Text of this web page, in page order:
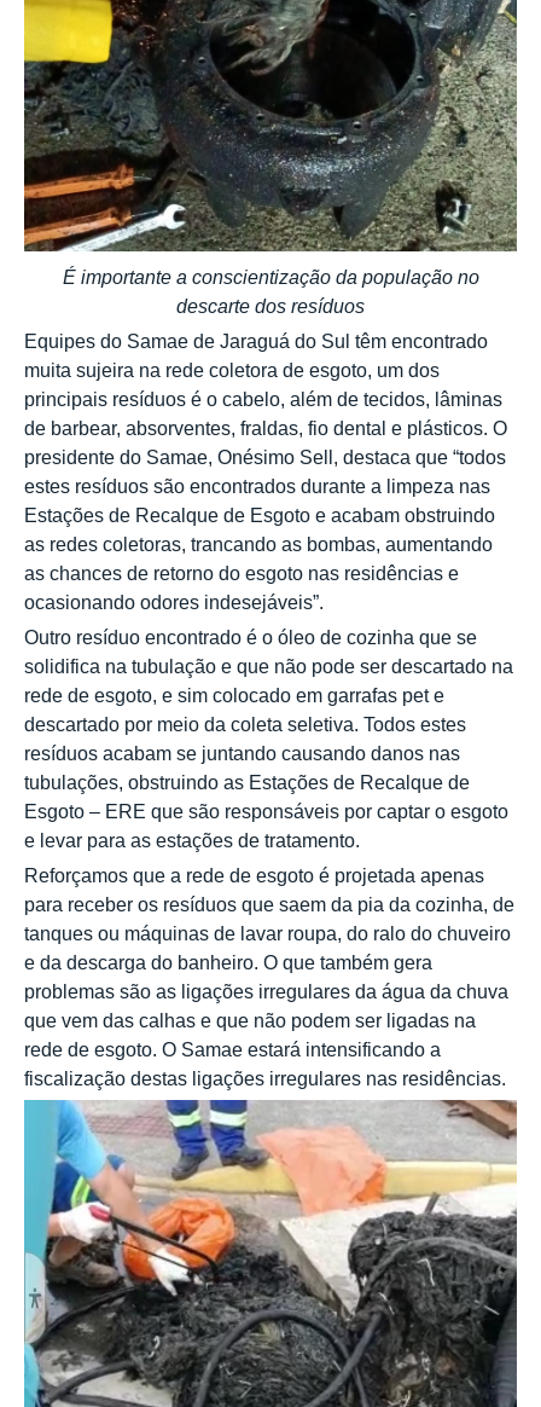
É importante a conscientização da população no
descarte dos resíduos
Equipes do Samae de Jaraguá do Sul têm encontrado
muita sujeira na rede coletora de esgoto, um dos
principais resíduos é o cabelo, além de tecidos, lâminas
de barbear, absorventes, fraldas, fio dental e plásticos. O
presidente do Samae, Onésimo Sell, destaca que “todos
estes resíduos são encontrados durante a limpeza nas
Estações de Recalque de Esgoto e acabam obstruindo
as redes coletoras, trancando as bombas, aumentando
as chances de retorno do esgoto nas residências e
ocasionando odores indesejáveis”.
Outro resíduo encontrado é o óleo de cozinha que se
solidifica na tubulação e que não pode ser descartado na
rede de esgoto, e sim colocado em garrafas pet e
descartado por meio da coleta seletiva. Todos estes
resíduos acabam se juntando causando danos nas
tubulações, obstruindo as Estações de Recalque de
Esgoto – ERE que são responsáveis por captar o esgoto
e levar para as estações de tratamento.
Reforçamos que a rede de esgoto é projetada apenas
para receber os resíduos que saem da pia da cozinha, de
tanques ou máquinas de lavar roupa, do ralo do chuveiro
e da descarga do banheiro. O que também gera
problemas são as ligações irregulares da água da chuva
que vem das calhas e que não podem ser ligadas na
rede de esgoto. O Samae estará intensificando a
fiscalização destas ligações irregulares nas residências.